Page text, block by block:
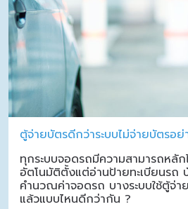
ตู้จ่ายบัตรดีกว่าระบบไม่จ่ายบัตรอย่
ทุกระบบจอดรถมีความสามารถหลั
อัตโนมัติตั้งแต่อ่านป้ายทะเบียนรถ
คำนวณค่าจอดรถ บางระบบใช้ตู้จ่า
แล้วแบบไหนดีกว่ากัน ?